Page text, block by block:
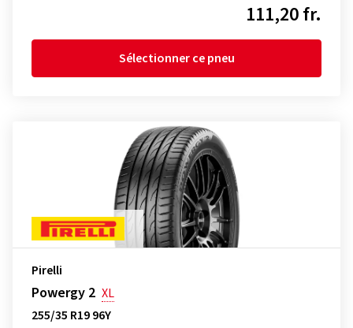
111,20 fr.
Sélectionner ce pneu
Pirelli
Powergy 2 XL
255/35 R19 96Y